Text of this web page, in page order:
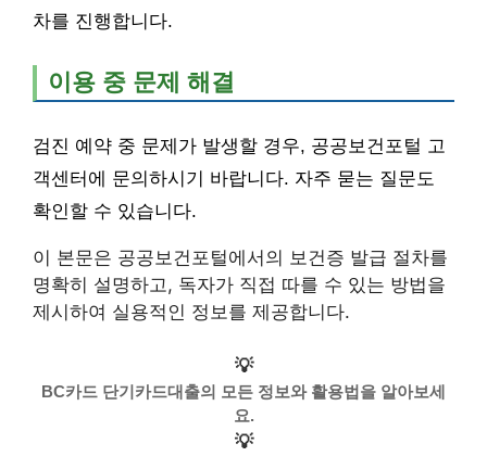
차를 진행합니다.
이용 중 문제 해결
검진 예약 중 문제가 발생할 경우, 공공보건포털 고
객센터에 문의하시기 바랍니다. 자주 묻는 질문도
확인할 수 있습니다.
이 본문은 공공보건포털에서의 보건증 발급 절차를
명확히 설명하고, 독자가 직접 따를 수 있는 방법을
제시하여 실용적인 정보를 제공합니다.
💡
BC카드 단기카드대출의 모든 정보와 활용법을 알아보세
요.
💡